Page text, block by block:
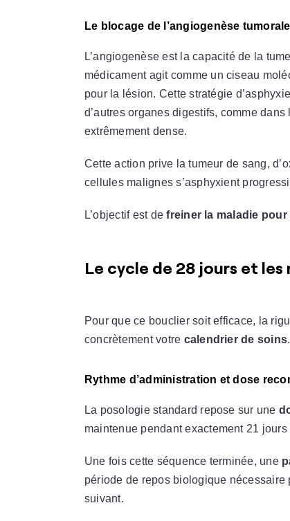
Le blocage de l’angiogenèse tumorale
L’angiogenèse est la capacité de la
médicament agit comme un ciseau
pour la lésion. Cette stratégie
d’autres organes digestifs, comme dans
extrêmement dense.
Cette action prive la tumeur de sang,
cellules malignes s’asphyxient
L’objectif est defreiner la maladie
Le cycle de 28 jours et les
Pour que ce bouclier soit efficace, la
concrètement votre calendrier de soins.
Rythme d’administration et dose
La posologie standard repose sur une
maintenue pendant exactement 21
Une fois cette séquence terminée, une
période de repos biologique nécessaire
suivant.